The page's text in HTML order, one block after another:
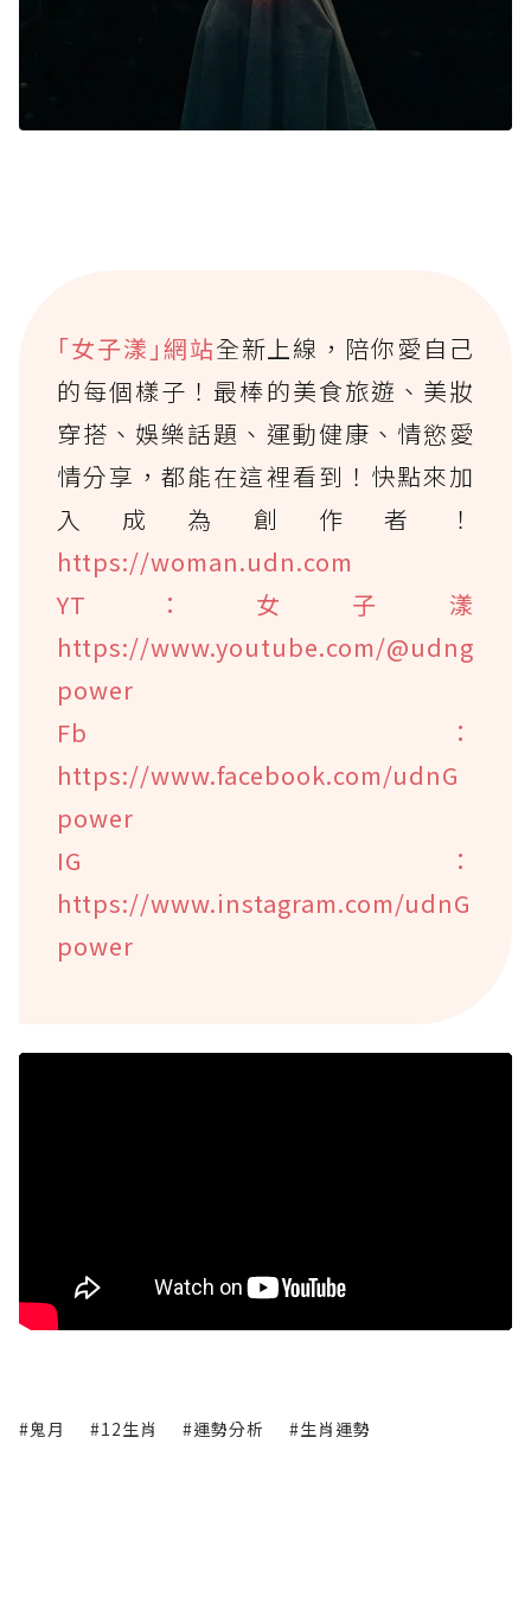
｢女子漾｣網站全新上線，陪你愛自己
的每個樣子！最棒的美食旅遊、美妝
穿搭、娛樂話題、運動健康、情慾愛
情分享，都能在這裡看到！快點來加
入成為創作者！
https://woman.udn.com
YT：女子漾
https://www.youtube.com/@udng
power
Fb：
https://www.facebook.com/udnG
power
IG：
https://www.instagram.com/udnG
power
#鬼月 #12生肖 #運勢分析 #生肖運勢